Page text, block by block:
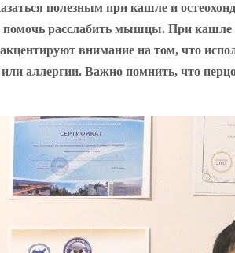
полезным при кашле и
расслабить мышцы. При
внимание на том, что
или аллергии. Важно помнить, что